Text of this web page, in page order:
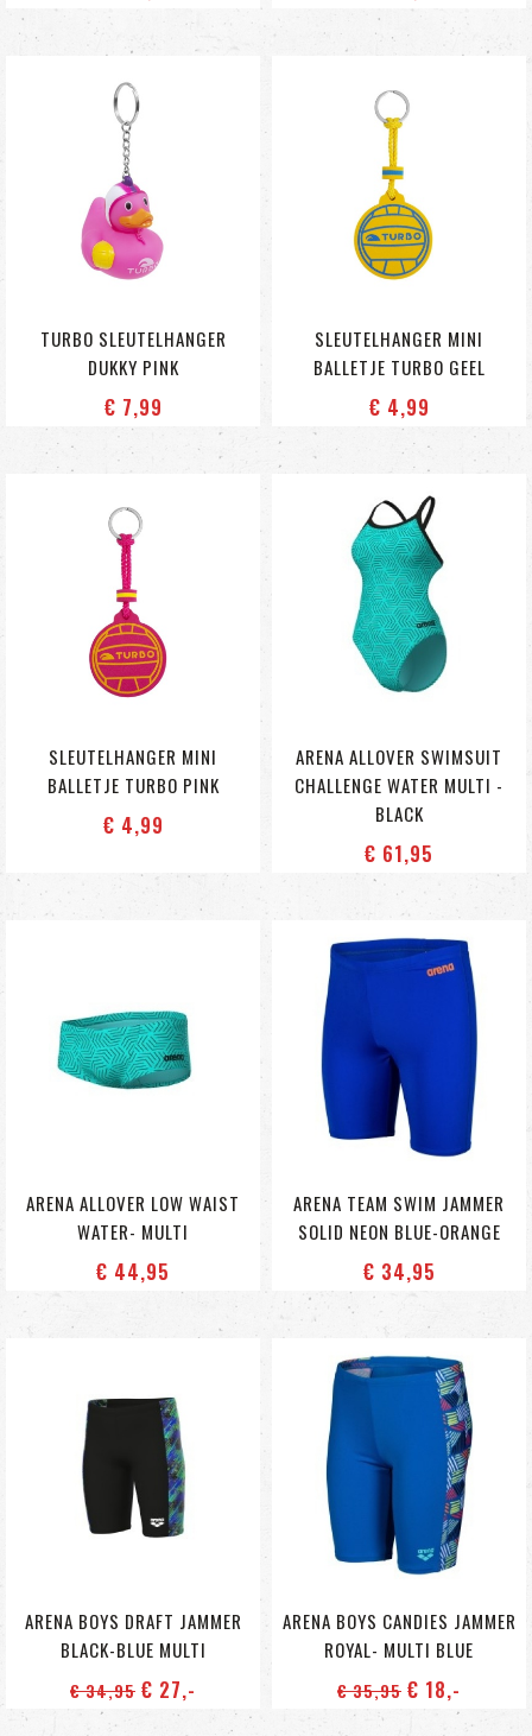
TURBO SLEUTELHANGER
DUKKY PINK
€ 7,99
SLEUTELHANGER MINI
BALLETJE TURBO GEEL
€ 4,99
SLEUTELHANGER MINI
BALLETJE TURBO PINK
€ 4,99
ARENA ALLOVER SWIMSUIT
CHALLENGE WATER MULTI -
BLACK
€ 61,95
ARENA ALLOVER LOW WAIST
WATER- MULTI
€ 44,95
ARENA TEAM SWIM JAMMER
SOLID NEON BLUE-ORANGE
€ 34,95
ARENA BOYS DRAFT JAMMER
BLACK-BLUE MULTI
€ 34,95 € 27,-
ARENA BOYS CANDIES JAMMER
ROYAL- MULTI BLUE
€ 35,95 € 18,-